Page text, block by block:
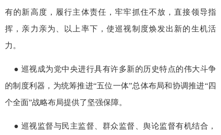
有的新高度，履行主体责任，牢牢抓住不放，直接领导指
挥，亲力亲为、以上率下，使巡视制度焕发出新的生机活
力。
● 巡视成为党中央进行具有许多新的历史特点的伟大斗争
的制度利器，为统筹推进“五位一体”总体布局和协调推进“四
个全面”战略布局提供了坚强保障。
● 巡视监督与民主监督、群众监督、舆论监督有机结合，